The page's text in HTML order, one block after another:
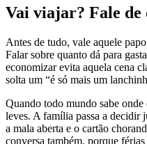
Vai viajar? Fale
Antes de tudo, vale aquele
Falar sobre quanto dá para
economizar evita aquela cena
solta um “é só mais um
Quando todo mundo sabe
leves. A família passa a decidir
a mala aberta e o cartão
conversa também, porque